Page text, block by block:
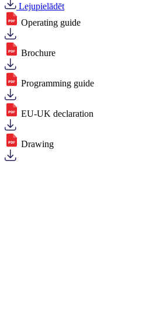
Lejupielādēt
Operating guide
Brochure
Programming guide
EU-UK declaration
Drawing